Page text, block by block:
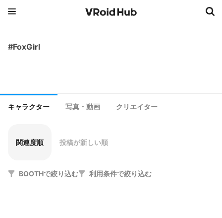
#FoxGirl
キャラクター 写真・動画 クリエイター
関連度順 投稿が新しい順
BOOTHで絞り込む 利用条件で絞り込む